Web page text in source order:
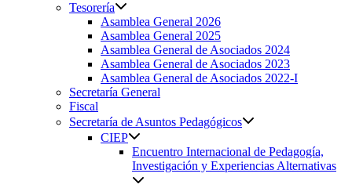
Tesorería
Asamblea General 2026
Asamblea General 2025
Asamblea General de Asociados 2024
Asamblea General de Asociados 2023
Asamblea General de Asociados 2022-I
Secretaría General
Fiscal
Secretaría de Asuntos Pedagógicos
CIEP
Encuentro Internacional de Pedagogía,
Investigación y Experiencias Alternativas